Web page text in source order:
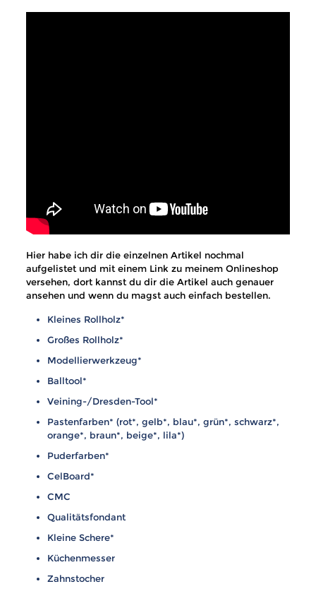
Hier habe ich dir die einzelnen Artikel nochmal
aufgelistet und mit einem Link zu meinem Onlineshop
versehen, dort kannst du dir die Artikel auch genauer
ansehen und wenn du magst auch einfach bestellen.
Kleines Rollholz*
Großes Rollholz*
Modellierwerkzeug*
Balltool*
Veining-/Dresden-Tool*
Pastenfarben* (rot*, gelb*, blau*, grün*, schwarz*,
orange*, braun*, beige*, lila*)
Puderfarben*
CelBoard*
CMC
Qualitätsfondant
Kleine Schere*
Küchenmesser
Zahnstocher